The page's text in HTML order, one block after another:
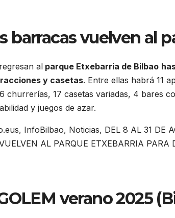
barracas vuelven al
regresan al parque Etxebarria de Bilbao
y casetas. Entre ellas habrá 11
churrerías, 17 casetas variadas, 4 bares
y juegos de azar.
verano 2025